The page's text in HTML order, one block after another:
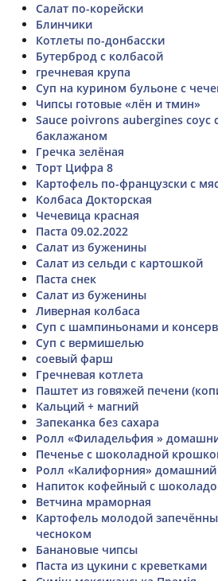
Салат по-корейски
Блинчики
Котлеты по-донбасски
Бутерброд с колбасой
гречневая крупа
Суп на курином бульоне с
Чипсы готовые «лён и тмин»
Sauce poivrons aubergines соус
баклажаном
Гречка зелёная
Торт Цифра 8
Картофель по-французски с
Колбаса Докторская
Чечевица красная
Паста 09.02.2022
Салат из буженины
Салат из сельди с картошкой
Паста снек
Салат из буженины
Ливерная колбаса
Суп с шампиньонами и
Суп с вермишелью
соевый фарш
Гречневая котлета
Паштет из говяжей печени
Кальций + магний
Запеканка без сахара
Ролл «Филадельфия »
Печенье с шоколадной
Ролл «Калифорния» домашний
Напиток кофейный с
Ветчина мраморная
Картофель молодой
чесноком
Банановые чипсы
Паста из цукини с креветками